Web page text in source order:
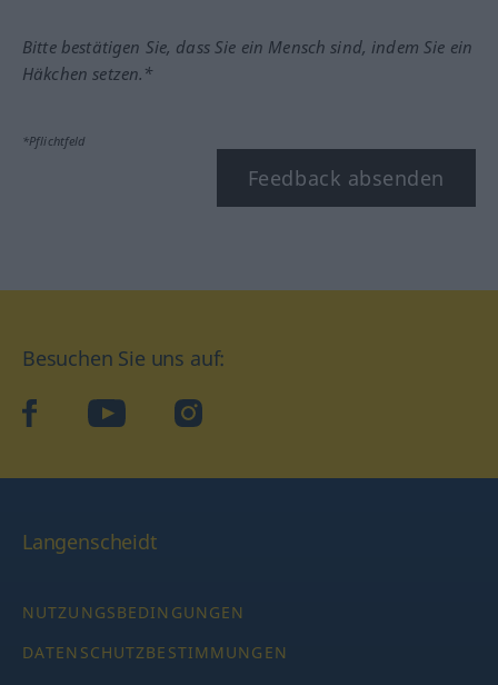
Bitte bestätigen Sie, dass Sie ein Mensch sind, indem Sie ein
Häkchen setzen.*
*Pflichtfeld
Feedback absenden
Besuchen Sie uns auf:
facebookYouTube Instagram
Langenscheidt
NUTZUNGSBEDINGUNGEN
DATENSCHUTZBESTIMMUNGEN